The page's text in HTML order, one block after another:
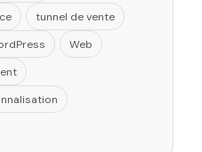
tunnel de vente
Web